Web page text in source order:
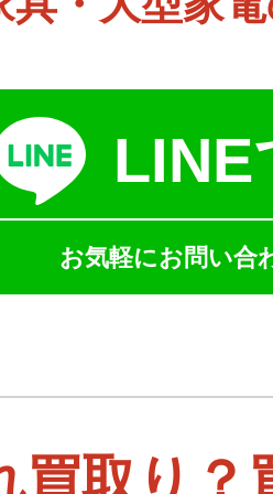
LINE
お気軽にお問い合
買取り？